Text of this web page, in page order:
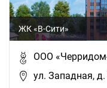
ЖК «В-Сити»
ООО
ул. Западная, д.